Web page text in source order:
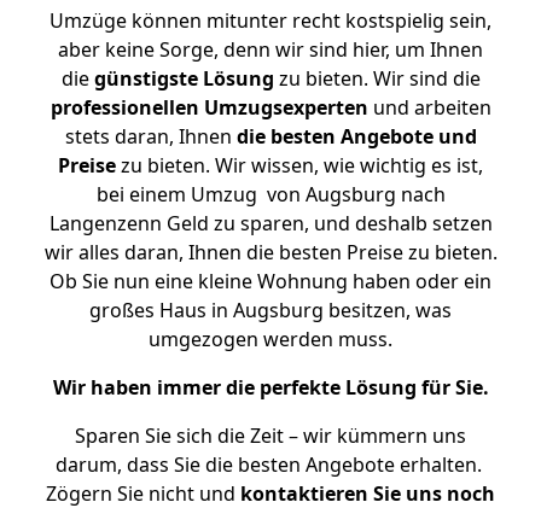
Umzüge können mitunter recht kostspielig sein,
aber keine Sorge, denn wir sind hier, um Ihnen
diegünstigste Lösung zu bieten. Wir sind die
professionellen Umzugsexperten und arbeiten
stets daran, Ihnen die besten Angebote und
Preisezu bieten. Wir wissen, wie wichtig es ist,
bei einem Umzug von Augsburg nach
Langenzenn Geld zu sparen, und deshalb setzen
wir alles daran, Ihnen die besten Preise zu bieten.
Ob Sie nun eine kleine Wohnung haben oder ein
großes Haus in Augsburg besitzen, was
umgezogen werden muss.
Wir haben immer die perfekte Lösung für Sie.
Sparen Sie sich die Zeit – wir kümmern uns
darum, dass Sie die besten Angebote erhalten.
Zögern Sie nicht und kontaktieren Sie uns noch